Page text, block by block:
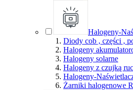
Halogeny-
Diody cob , części ,
Halogeny
Halogeny solarne
Halogeny z czujką
Halogeny-
Żarniki halogenowe